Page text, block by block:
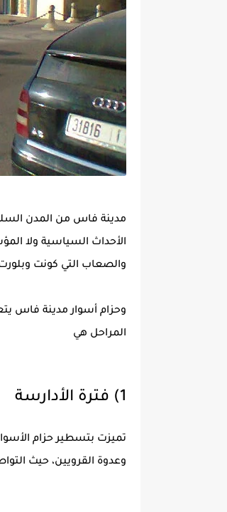
مدينة فاس من المدن
الأحداث السياسية ولا
والصعاب التي كونت
المراحل هي
1) فترة الأدارسة
وعدوة القرويين، حيث